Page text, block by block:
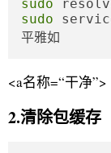
sudo
sudo
平雅如
<a名称=“干净”>
2.清除包缓存